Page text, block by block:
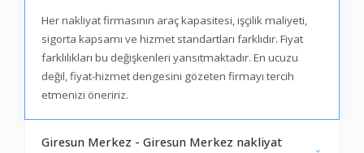
Her nakliyat firmasının araç kapasitesi, işçilik maliyeti,
sigorta kapsamı ve hizmet standartları farklıdır. Fiyat
farklılıkları bu değişkenleri yansıtmaktadır. En ucuzu
değil, fiyat-hizmet dengesini gözeten firmayı tercih
etmenizi öneririz.
Giresun Merkez - Giresun Merkez nakliyat